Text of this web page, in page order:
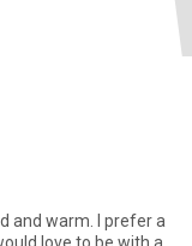
and warm. I prefer a